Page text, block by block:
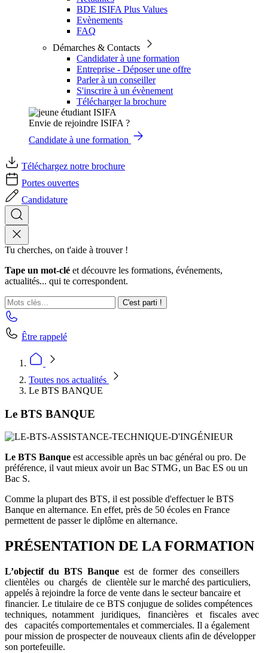
BDE ISIFA Plus Values
Evènements
FAQ
Démarches & Contacts
Candidater à une formation
Entreprise - Déposer une offre
Parler à un conseiller
S'inscrire à un évènement
Télécharger la brochure
Envie de rejoindre ISIFA ?
Candidate à une formation
Téléchargez notre brochure
Portes ouvertes
Candidature
Tu cherches, on t'aide à trouver !
Tape un mot-clé et découvre les formations, événements,
actualités... qui te correspondent.
C'est parti !
Être rappelé
Toutes nos actualités
Le BTS BANQUE
Le BTS BANQUE
Le BTS Banque est accessible après un bac général ou pro. De
préférence, il vaut mieux avoir un Bac STMG, un Bac ES ou un
Bac S.
Comme la plupart des BTS, il est possible d'effectuer le BTS
Banque en alternance. En effet, près de 50 écoles en France
permettent de passer le diplôme en alternance.
PRÉSENTATION DE LA FORMATION
L’objectif du BTS Banque est de former des conseillers
clientèles ou chargés de clientèle sur le marché des particuliers,
appelés à rejoindre la force de vente dans le secteur bancaire et
financier. Le titulaire de ce BTS conjugue de solides compétences
techniques, notamment juridiques, financières et fiscales avec
des capacités comportementales et commerciales. Il a également
pour mission de prospecter de nouveaux clients afin de développer
son portefeuille.